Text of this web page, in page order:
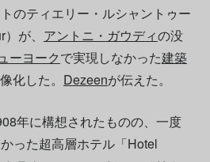
のティエリー・ルシャントゥー
が、 アントニ・ガウディの没
ーヨークで実現しなかった建築
化した。 Dezeenが伝えた。
年に構想されたものの、一度
った超高層ホテル「Hotel